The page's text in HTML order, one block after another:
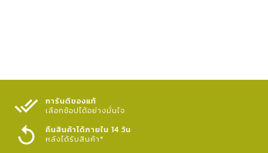
การันตีของแท้
เลือกช้อปได้อย่างมั่นใจ​
คืนสินค้าได้ภายใน 14 วัน
หลังได้รับสินค้า*